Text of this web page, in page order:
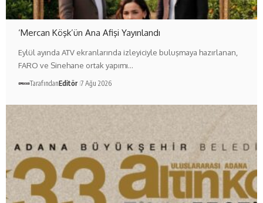
‘Mercan Köşk’ün Ana Afişi Yayınlandı
Eylül ayında ATV ekranlarında izleyiciyle buluşmaya hazırlanan,
FARO ve Sinehane ortak yapımı…
TarafındanEditör 7 Ağu 2026